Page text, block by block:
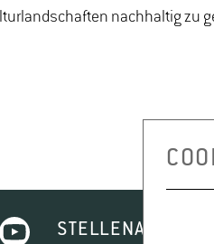
nachhaltig zu